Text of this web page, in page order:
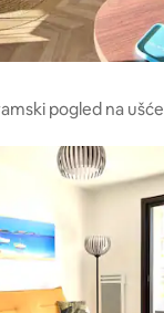
pogled na ušće